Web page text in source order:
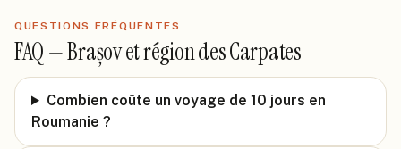
QUESTIONS FRÉQUENTES
FAQ —Brașov et région des Carpates
Combien coûte un voyage de 10 jours en
Roumanie ?